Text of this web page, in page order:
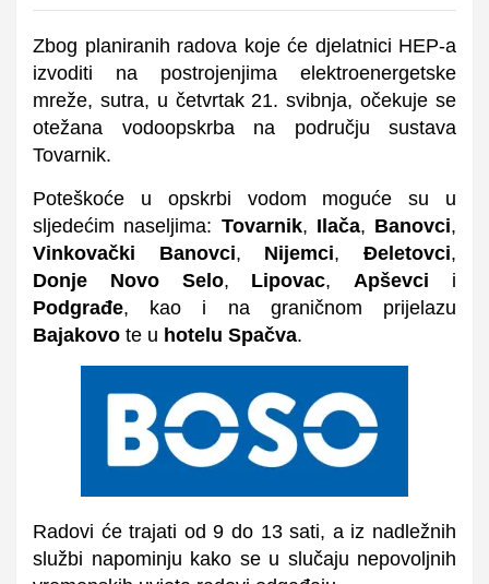
Zbog planiranih radova koje će djelatnici HEP-a
izvoditi na postrojenjima elektroenergetske
mreže, sutra, u četvrtak 21. svibnja, očekuje se
otežana vodoopskrba na području sustava
Tovarnik.
Poteškoće u opskrbi vodom moguće su u
sljedećim naseljima: Tovarnik, Ilača, Banovci,
Vinkovački Banovci, Nijemci,Đeletovci,
Donje Novo Selo, Lipovac,Apševci i
Podgrađe, kao i na graničnom prijelazu
Bajakovo te u hotelu Spačva.
Radovi će trajati od 9 do 13 sati, a iz nadležnih
službi napominju kako se u slučaju nepovoljnih